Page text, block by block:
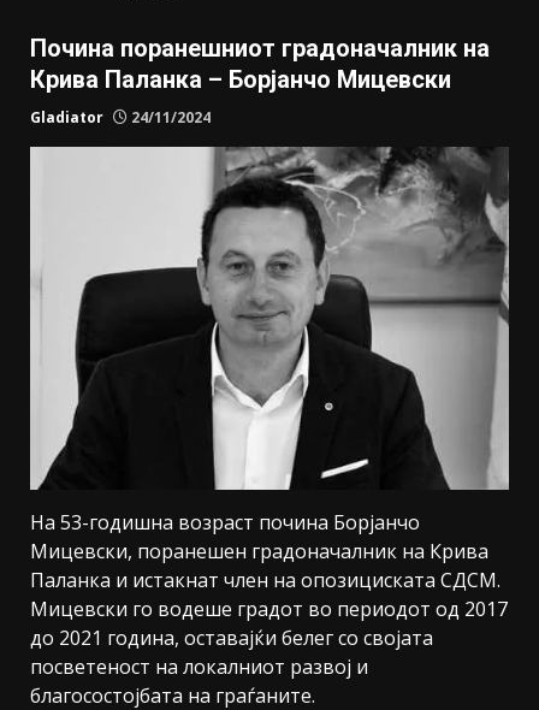
Почина поранешниот градоначалник на
Крива Паланка – Борјанчо Мицевски
Gladiator 24/11/2024
На 53-годишна возраст почина Борјанчо
Мицевски, поранешен градоначалник на Крива
Паланка и истакнат член на опозициската СДСМ.
Мицевски го водеше градот во периодот од 2017
до 2021 година, оставајќи белег со својата
посветеност на локалниот развој и
благосостојбата на граѓаните.